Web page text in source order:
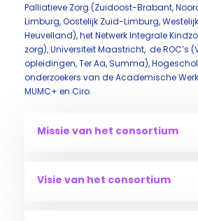
Palliatieve Zorg (Zuidoost-Brabant,
Limburg, Oostelijk Zuid-Limburg,
Heuvelland), het Netwerk Integrale
zorg), Universiteit Maastricht, de ROC’s
opleidingen, Ter Aa, Summa),
onderzoekers van de Academische
MUMC+ en Ciro.
Missie van het consortium
Visie van het consortium